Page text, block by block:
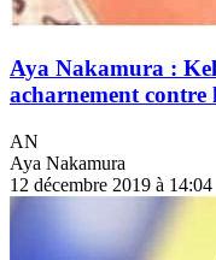
Aya Nakamura :
acharnement contre
AN
Aya Nakamura
12 décembre 2019 à 14:04